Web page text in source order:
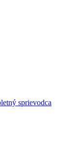
sprievodca